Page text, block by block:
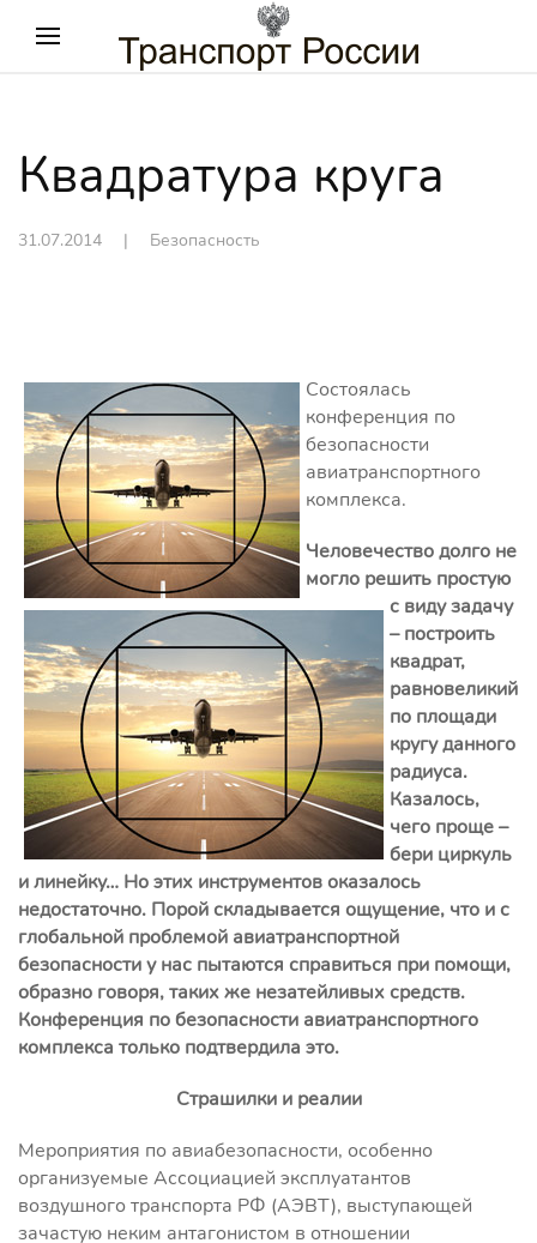
Квадратура круга
31.07.2014 | Безопасность
Состоялась
конференция по
безопасности
авиатранспортного
комплекса.
Человечество долго не
могло решить простую
с виду задачу
– построить
квадрат,
равновеликий
по площади
кругу данного
радиуса.
Казалось,
чего проще –
бери циркуль
и линейку… Но этих инструментов оказалось
недостаточно. Порой складывается ощущение, что и с
глобальной проблемой авиатранспортной
безопасности у нас пытаются справиться при помощи,
образно говоря, таких же незатейливых средств.
Конференция по безопасности авиатранспортного
комплекса только подтвердила это.
Страшилки и реалии
Мероприятия по авиабезопасности, особенно
организуемые Ассоциацией эксплуатантов
воздушного транспорта РФ (АЭВТ), выступающей
зачастую неким антагонистом в отношении